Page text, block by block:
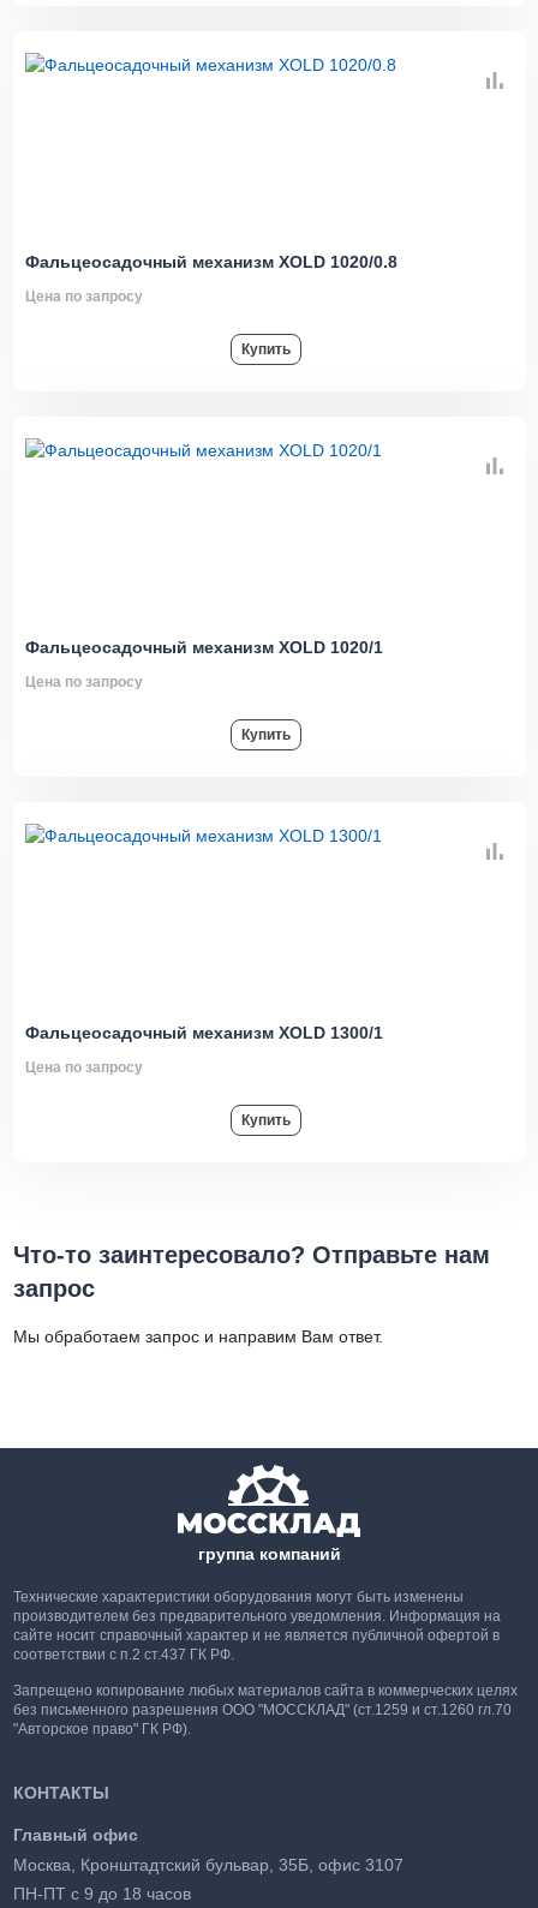
Фальцеосадочный механизм XOLD 1020/0.8
Цена по запросу
Купить
Фальцеосадочный механизм XOLD 1020/1
Цена по запросу
Купить
Фальцеосадочный механизм XOLD 1300/1
Цена по запросу
Купить
Что-то заинтересовало? Отправьте нам
запрос
Мы обработаем запрос и направим Вам ответ.
группа компаний
Технические характеристики оборудования могут быть изменены
производителем без предварительного уведомления. Информация на
сайте носит справочный характер и не является публичной офертой в
соответствии с п.2 ст.437 ГК РФ.
Запрещено копирование любых материалов сайта в коммерческих целях
без письменного разрешения ООО "МОССКЛАД" (ст.1259 и ст.1260 гл.70
"Авторское право" ГК РФ).
КОНТАКТЫ
Главный офис
Москва, Кронштадтский бульвар, 35Б, офис 3107
ПН-ПТ с 9 до 18 часов